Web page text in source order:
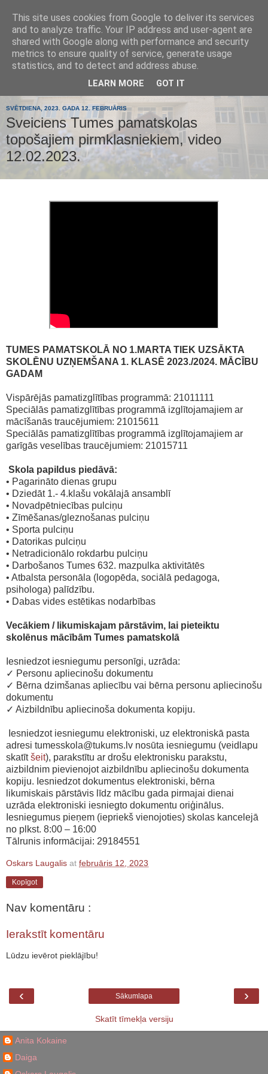
Tumes
pamatskola
SVĒTDIENA, 2023. GADA 12. FEBRUĀRIS
Sveiciens Tumes pamatskolas
topošajiem pirmklasniekiem, video
12.02.2023.
TUMES PAMATSKOLĀ NO 1.MARTA TIEK UZSĀKTA
SKOLĒNU UZŅEMŠANA 1. KLASĒ 2023./2024. MĀCĪBU
GADAM
Vispārējās pamatizglītības programmā: 21011111
Speciālās pamatizglītības programmā izglītojamajiem ar
mācīšanās traucējumiem: 21015611
Speciālās pamatizglītības programmā izglītojamajiem ar
garīgās veselības traucējumiem: 21015711
Skola papildus piedāvā:
• Pagarināto dienas grupu
• Dziedāt 1.- 4.klašu vokālajā ansamblī
• Novadpētniecības pulciņu
• Zīmēšanas/gleznošanas pulciņu
• Sporta pulciņu
• Datorikas pulciņu
• Netradicionālo rokdarbu pulciņu
• Darbošanos Tumes 632. mazpulka aktivitātēs
• Atbalsta personāla (logopēda, sociālā pedagoga,
psihologa) palīdzību.
• Dabas vides estētikas nodarbības
Vecākiem / likumiskajam pārstāvim, lai pieteiktu
skolēnus mācībām Tumes pamatskolā
Iesniedzot iesniegumu personīgi, uzrāda:
✓ Personu apliecinošu dokumentu
✓ Bērna dzimšanas apliecību vai bērna personu apliecinošu
dokumentu
✓ Aizbildnību apliecinoša dokumenta kopiju.
Iesniedzot iesniegumu elektroniski, uz elektroniskā pasta
adresi tumesskola@tukums.lv nosūta iesniegumu (veidlapu
skatītšeit), parakstītu ar drošu elektronisku parakstu,
aizbildnim pievienojot aizbildnību apliecinošu dokumenta
kopiju. Iesniedzot dokumentus elektroniski, bērna
likumiskais pārstāvis līdz mācību gada pirmajai dienai
uzrāda elektroniski iesniegto dokumentu oriģinālus.
Iesniegumus pieņem (iepriekš vienojoties) skolas kancelejā
no plkst. 8:00 – 16:00
Tālrunis informācijai: 29184551
Oskars Laugalis at februāris 12, 2023
Kopīgot
Nav komentāru :
Ierakstīt komentāru
Lūdzu ievērot pieklājību!
‹ ›
Sākumlapa
Skatīt tīmekļa versiju
Anita Kokaine
Daiga
This site uses cookies from Google to deliver its services
and to analyze traffic. Your IP address and user-agent are
shared with Google along with performance and security
metrics to ensure quality of service, generate usage
statistics, and to detect and address abuse.
LEARN MORE GOT IT